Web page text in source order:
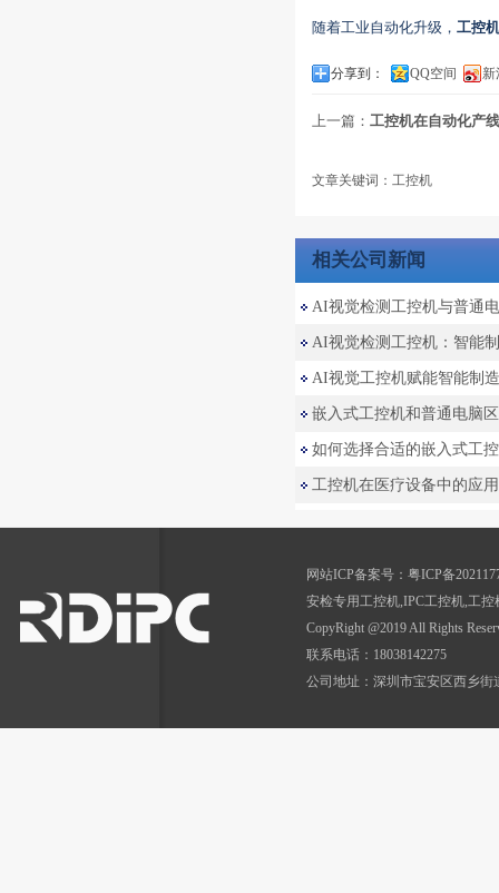
随着工业自动化升级， 工控机
分享到： QQ空间 新
上一篇： 工控机在自动化产
文章关键词：工控机
相关公司新闻
AI视觉检测工控机与普通
AI视觉检测工控机：智能
AI视觉工控机赋能智能制
嵌入式工控机和普通电脑
如何选择合适的嵌入式工
工控机在医疗设备中的应
网站ICP备案号： 粤ICP备
安检专用工控机 IPC工控机,工控
CopyRight @2019 All Rights
联系电话：18038142275
公司地址：深圳市宝安区西乡街